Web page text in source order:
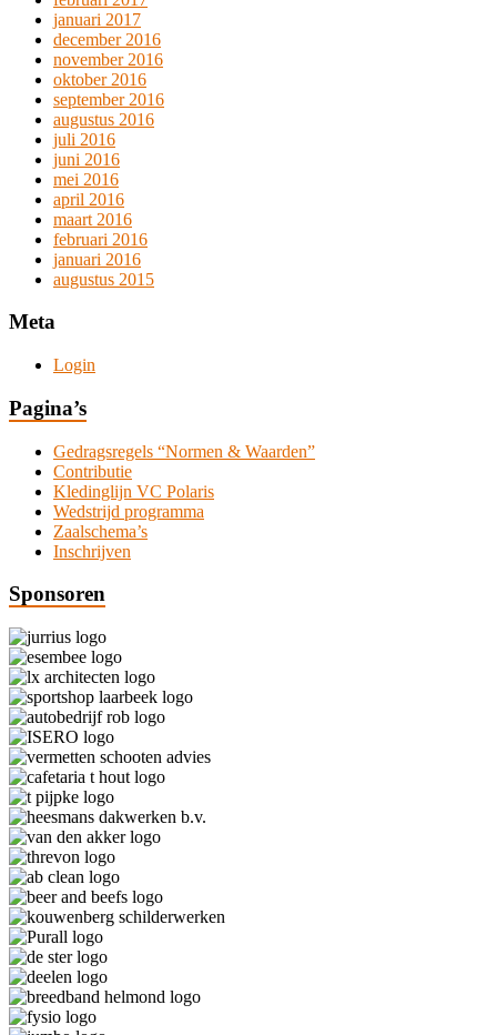
januari 2017
december 2016
november 2016
oktober 2016
september 2016
augustus 2016
juli 2016
juni 2016
mei 2016
april 2016
maart 2016
februari 2016
januari 2016
augustus 2015
Meta
Login
Pagina’s
Gedragsregels “Normen & Waarden”
Contributie
Kledinglijn VC Polaris
Wedstrijd programma
Zaalschema’s
Inschrijven
Sponsoren